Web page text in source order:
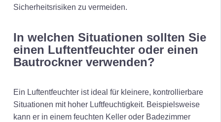
Sicherheitsrisiken zu vermeiden.
In welchen Situationen sollten Sie
einen Luftentfeuchter oder einen
Bautrockner verwenden?
Ein Luftentfeuchter ist ideal für kleinere, kontrollierbare
Situationen mit hoher Luftfeuchtigkeit. Beispielsweise
kann er in einem feuchten Keller oder Badezimmer